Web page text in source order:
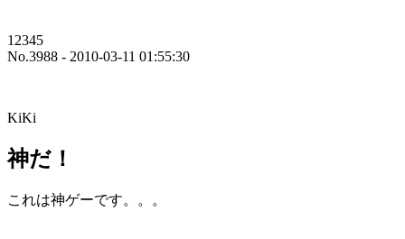
12345
No.3988 - 2010-03-11 01:55:30
KiKi
神だ！
これは神ゲーです。。。